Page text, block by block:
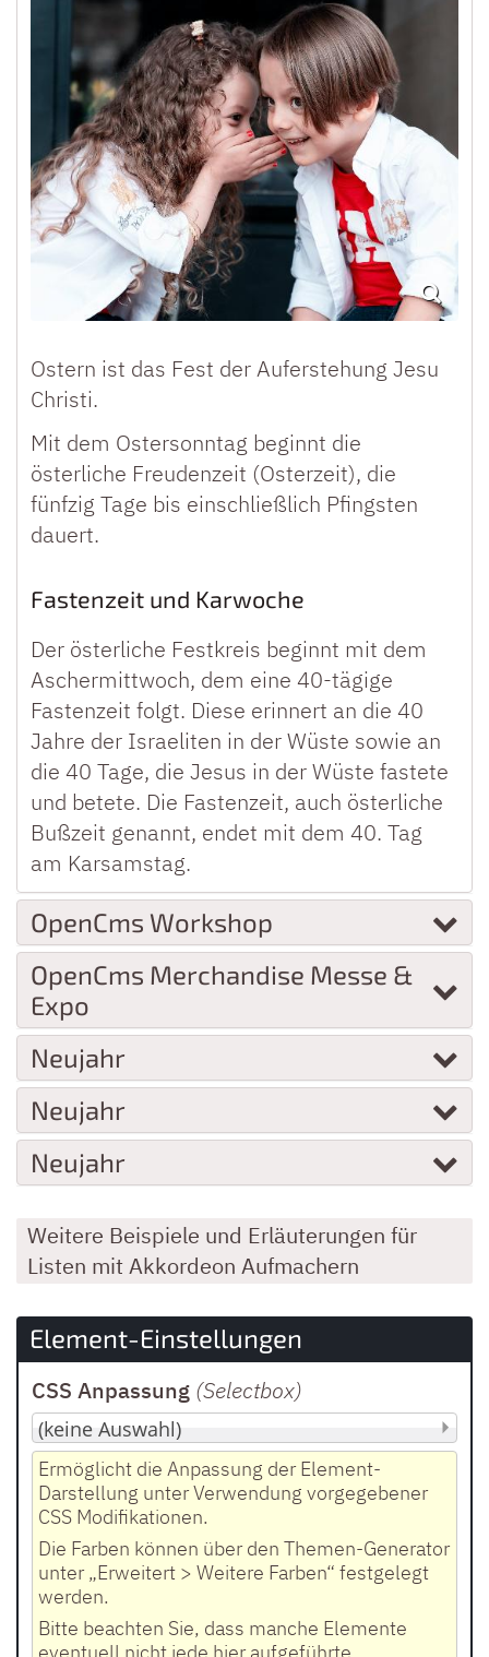
Ostern ist das Fest der Auferstehung Jesu
Christi.
Mit dem Ostersonntag beginnt die
österliche Freudenzeit (Osterzeit), die
fünfzig Tage bis einschließlich Pfingsten
dauert.
Fastenzeit und Karwoche
Der österliche Festkreis beginnt mit dem
Aschermittwoch, dem eine 40-tägige
Fastenzeit folgt. Diese erinnert an die 40
Jahre der Israeliten in der Wüste sowie an
die 40 Tage, die Jesus in der Wüste fastete
und betete. Die Fastenzeit, auch österliche
Bußzeit genannt, endet mit dem 40. Tag
am Karsamstag.
OpenCms Workshop
OpenCms Merchandise Messe &
Expo
Neujahr
Neujahr
Neujahr
Weitere Beispiele und Erläuterungen für
Listen mit Akkordeon Aufmachern
Element-Einstellungen
CSS Anpassung (Selectbox)
Ermöglicht die Anpassung der Element-
Darstellung unter Verwendung vorgegebener
CSS Modifikationen.
Die Farben können über den Themen-Generator
unter „Erweitert > Weitere Farben“ festgelegt
werden.
Bitte beachten Sie, dass manche Elemente